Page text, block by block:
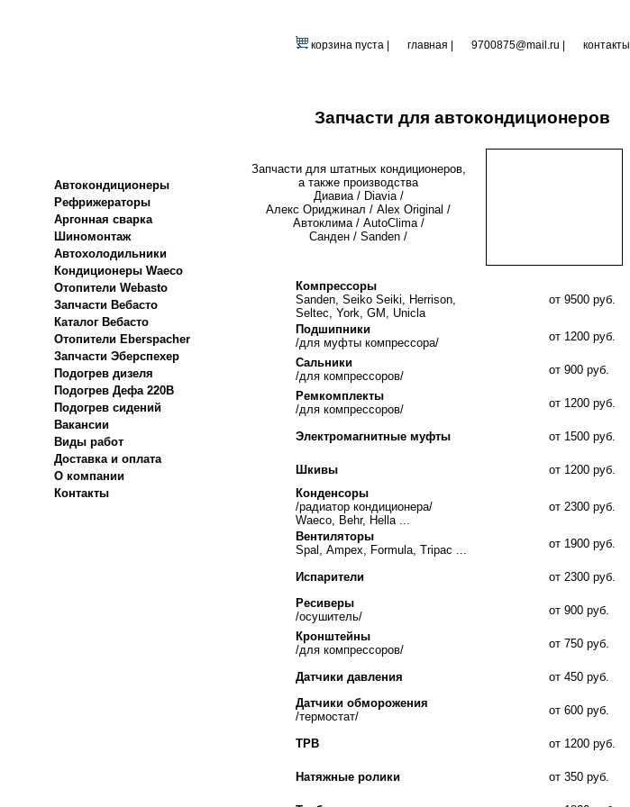
корзина пуста | главная 9700875@mail.ru | контакты
Запчасти для автокондиционеров
Автокондиционеры
Рефрижераторы
Аргонная сварка
Шиномонтаж
Автохолодильники
Кондиционеры Waeco
Отопители Webasto
Запчасти Вебасто
Каталог Вебасто
Отопители Eberspacher
Запчасти Эберспехер
Подогрев дизеля
Подогрев Дефа 220В
Подогрев сидений
Вакансии
Виды работ
Доставка и оплата
О компании
Контакты
Запчасти для штатных кондиционеров,
а также производства
Диавиа / Diavia /
Алекс Ориджинал / Alex Original /
Автоклима / AutoClima /
Санден / Sanden /
Компрессоры
Sanden, Seiko Seiki, Herrison,
Seltec, York, GM, Unicla
от 9500 руб.
Подшипники
/для муфты компрессора/
от 1200 руб.
Сальники
/для компрессоров/
от 900 руб.
Ремкомплекты
/для компрессоров/
от 1200 руб.
Электромагнитные муфты от 1500 руб.
Шкивы
от 1200 руб.
Конденсоры
/радиатор кондиционера/
Waeco, Behr, Hella ...
от 2300 руб.
Вентиляторы
Spal, Ampex, Formula, Tripac ... от 1900 руб.
Испарители
от 2300 руб.
Ресиверы
/осушитель/
от 900 руб.
Кронштейны
/для компрессоров/
от 750 руб.
Датчики давления
от 450 руб.
Датчики обморожения
/термостат/
от 600 руб.
ТРВ от 1200 руб.
Натяжные ролики от 350 руб.